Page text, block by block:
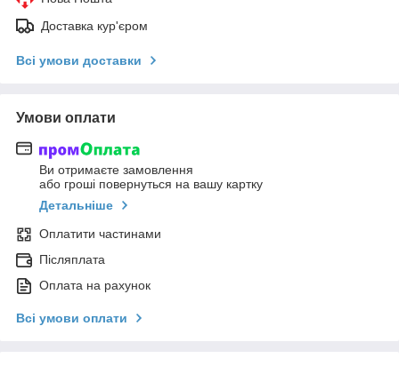
Доставка кур'єром
Всі умови доставки
Умови оплати
Ви отримаєте замовлення
або гроші повернуться на вашу картку
Детальніше
Оплатити частинами
Післяплата
Оплата на рахунок
Всі умови оплати